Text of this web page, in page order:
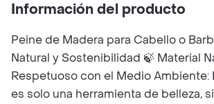
Información del producto
Peine de Madera para Cabello o
Natural y Sostenibilidad 🍃 Material
Respetuoso con el Medio Ambiente:
es solo una herramienta de belleza,